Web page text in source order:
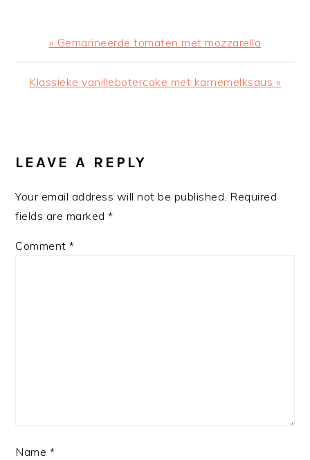
Previous
Post:
« Gemarineerde tomaten met mozzarella
Next
Klassieke vanillebotercake met karnemelksaus »
INTERACTIONS
LEAVE A REPLY
Your email address will not be published. Required
fields are marked*
Comment*
Name *